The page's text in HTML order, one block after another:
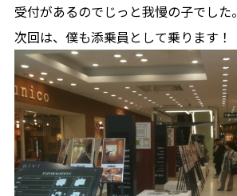
受付があるのでじっと我慢の子でした。
次回は、僕も添乗員として乗ります！